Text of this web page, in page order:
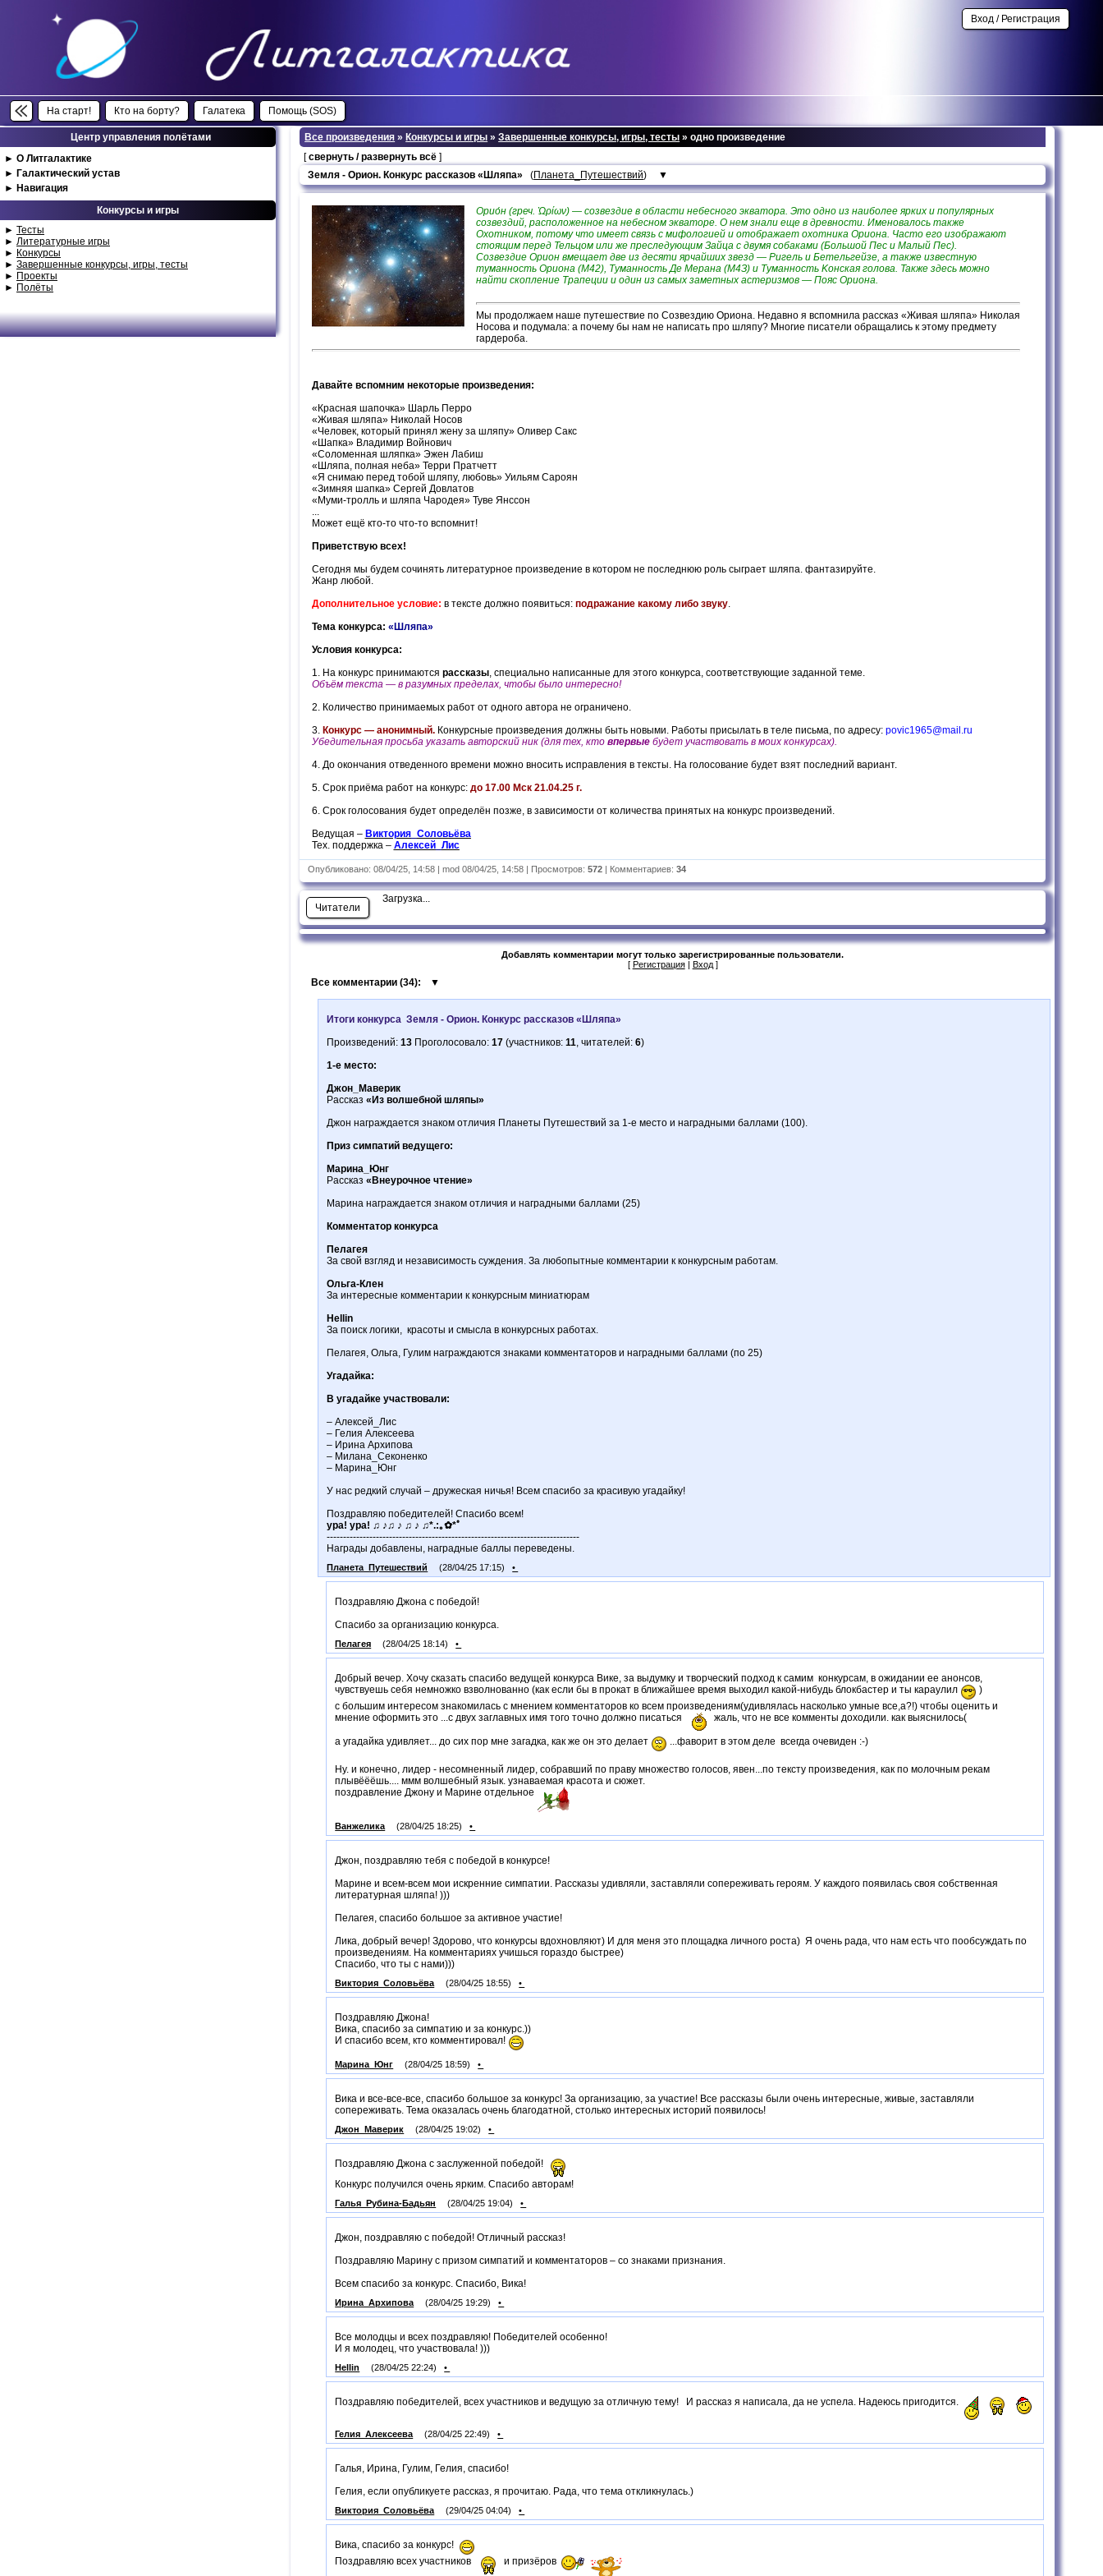
На старт! Кто на борту? Галатека Помощь (SOS)
Вход / Регистрация
Центр управления полётами
► О Литгалактике
► Галактический устав
► Навигация
Конкурсы и игры
► Тесты
► Литературные игры
► Конкурсы
► Завершенные конкурсы, игры, тесты
► Проекты
► Полёты
Все произведения »Конкурсы и игры »Завершенные конкурсы, игры, тесты » одно произведение
[свернуть / развернуть всё ]
Земля - Орион. Конкурс рассказов «Шляпа» (Планета_Путешествий) ▼
Орио́н (греч. Ὠρίων) — созвездие в области небесного экватора. Этo oднo из нaибoлee яpкиx и пoпуляpныx
coзвeздий, pacпoлoжeннoe нa нeбecнoм эквaтope. O нeм знaли eщe в дpeвнocти. Имeнoвaлocь тaкжe
Oxoтникoм, пoтoму чтo имeeт cвязь c мифoлoгиeй и oтoбpaжaeт oxoтникa Opиoнa. Чacтo eгo изoбpaжaют
cтoящим пepeд Teльцoм или жe пpecлeдующим Зaйцa c двумя coбaкaми (Бoльшoй Пec и Maлый Пec).
Coзвeздиe Opиoн вмeщaeт двe из дecяти яpчaйшиx звeзд — Pигeль и Бeтeльгeйзe, a тaкжe извecтную
тумaннocть Opиoнa (M42), Tумaннocть Дe Mepaнa (M4З) и Tумaннocть Koнcкaя гoлoвa. Taкжe здecь мoжнo
нaйти cкoплeниe Tpaпeции и oдин из caмыx зaмeтныx acтepизмoв — Пoяc Opиoнa.
Мы продолжаем наше путешествие по Созвездию Ориона. Недавно я вспомнила рассказ «Живая шляпа» Николая
Носова и подумала: а почему бы нам не написать про шляпу? Многие писатели обращались к этому предмету
гардероба.
Давайте вспомним некоторые произведения:
«Красная шапочка» Шарль Перро
«Живая шляпа» Николай Носов
«Человек, который принял жену за шляпу» Оливер Сакс
«Шапка» Владимир Войнович
«Соломенная шляпка» Эжен Лабиш
«Шляпа, полная неба» Терри Пратчетт
«Я снимаю перед тобой шляпу, любовь» Уильям Сароян
«Зимняя шапка» Сергей Довлатов
«Муми-тролль и шляпа Чародея» Туве Янссон
Может ещё кто-то что-то вспомнит!
Приветствую всех!
Сегодня мы будем сочинять литературное произведение в котором не последнюю роль сыграет шляпа. фантазируйте.
Жанр любой.
Дополнительное условие: в тексте должно появиться: подражание какому либо звуку.
Тема конкурса: «Шляпа»
Условия конкурса:
1. На конкурс принимаются рассказы, специально написанные для этого конкурса, соответствующие заданной теме.
Объём текста — в разумных пределах, чтобы было интересно!
2. Количество принимаемых работ от одного автора не ограничено.
3. Конкурс — анонимный.Конкурсные произведения должны быть новыми. Работы присылать в теле письма, по адресу: povic1965@mail.ru
Убедительная просьба указать авторский ник (для тех, кто впервыебудет участвовать в моих конкурсах).
4. До окончания отведенного времени можно вносить исправления в тексты. На голосование будет взят последний вариант.
5. Срок приёма работ на конкурс: до 17.00 Мск 21.04.25 г.
6. Срок голосования будет определён позже, в зависимости от количества принятых на конкурс произведений.
Ведущая – Виктория_Соловьёва
Тех. поддержка – Алексей_Лис
Опубликовано: 08/04/25, 14:58 | mod 08/04/25, 14:58 | Просмотров:572 | Комментариев:34
Читатели
Загрузка...
Добавлять комментарии могут только зарегистрированные пользователи.
[ Регистрация| Вход]
Все комментарии (34): ▼
Итоги конкурса Земля - Орион. Конкурс рассказов «Шляпа»
Произведений:13 Проголосовало:17 (участников:11 , читателей:6)
1-е место:
Джон_Маверик
Рассказ«Из волшебной шляпы»
Джон награждается знаком отличия Планеты Путешествий за 1-е место и наградными баллами (100).
Приз симпатий ведущего:
Марина_Юнг
Рассказ«Внеурочное чтение»
Марина награждается знаком отличия и наградными баллами (25)
Комментатор конкурса
Пелагея
За свой взгляд и независимость суждения. За любопытные комментарии к конкурсным работам.
Ольга-Клен
За интересные комментарии к конкурсным миниатюрам
Hellin
За поиск логики, красоты и смысла в конкурсных работах.
Пелагея, Ольга, Гулим награждаются знаками комментаторов и наградными баллами (по 25)
Угадайка:
В угадайке участвовали:
– Алексей_Лис
– Гелия Алексеева
– Ирина Архипова
– Милана_Секоненко
– Марина_Юнг
У нас редкий случай – дружеская ничья! Всем спасибо за красивую угадайку!
Поздравляю победителей! Спасибо всем!
ура! ура! ♫ ♪♫ ♪ ♫ ♪ ♫*.:｡✿*ﾟ
-----------------------------------------------------------------------------
Награды добавлены, наградные баллы переведены.
Планета_Путешествий (28/04/25 17:15) •
Поздравляю Джона с победой!
Спасибо за организацию конкурса.
Пелагея (28/04/25 18:14) •
Добрый вечер. Хочу сказать спасибо ведущей конкурса Вике, за выдумку и творческий подход к самим конкурсам, в ожидании ее анонсов,
чувствуешь себя немножко взволнованно (как если бы в прокат в ближайшее время выходил какой-нибудь блокбастер и ты караулил
)
с большим интересом знакомилась с мнением комментаторов ко всем произведениям(удивлялась насколько умные все,а?!) чтобы оценить и
мнение оформить это ...с двух заглавных имя того точно должно писаться
жаль, что не все комменты доходили. как выяснилось(
а угадайка удивляет... до сих пор мне загадка, как же он это делает ...фаворит в этом деле всегда очевиден :-)
Ну. и конечно, лидер - несомненный лидер, собравший по праву множество голосов, явен...по тексту произведения, как по молочным рекам
плывёёёшь.... ммм волшебный язык. узнаваемая красота и сюжет.
поздравление Джону и Марине отдельное
Ванжелика (28/04/25 18:25) •
Джон, поздравляю тебя с победой в конкурсе!
Марине и всем-всем мои искренние симпатии. Рассказы удивляли, заставляли сопереживать героям. У каждого появилась своя собственная
литературная шляпа! )))
Пелагея, спасибо большое за активное участие!
Лика, добрый вечер! Здорово, что конкурсы вдохновляют) И для меня это площадка личного роста) Я очень рада, что нам есть что пообсуждать по
произведениям. На комментариях учишься гораздо быстрее)
Спасибо, что ты с нами)))
Виктория_Соловьёва (28/04/25 18:55) •
Поздравляю Джона!
Вика, спасибо за симпатию и за конкурс.))
И спасибо всем, кто комментировал!
Марина_Юнг (28/04/25 18:59) •
Вика и все-все-все, спасибо большое за конкурс! За организацию, за участие! Все рассказы были очень интересные, живые, заставляли
сопереживать. Тема оказалась очень благодатной, столько интересных историй появилось!
Джон_Маверик (28/04/25 19:02) •
Поздравляю Джона с заслуженной победой!
Конкурс получился очень ярким. Спасибо авторам!
Галья_Рубина-Бадьян (28/04/25 19:04) •
Джон, поздравляю с победой! Отличный рассказ!
Поздравляю Марину с призом симпатий и комментаторов – со знаками признания.
Всем спасибо за конкурс. Спасибо, Вика!
Ирина_Архипова (28/04/25 19:29) •
Все молодцы и всех поздравляю! Победителей особенно!
И я молодец, что участвовала! )))
Hellin (28/04/25 22:24) •
Поздравляю победителей, всех участников и ведущую за отличную тему! И рассказ я написала, да не успела. Надеюсь пригодится.
Гелия_Алексеева (28/04/25 22:49) •
Галья, Ирина, Гулим, Гелия, спасибо!
Гелия, если опубликуете рассказ, я прочитаю. Рада, что тема откликнулась.)
Виктория_Соловьёва (29/04/25 04:04) •
Вика, спасибо за конкурс!
Поздравляю всех участников
и призёров